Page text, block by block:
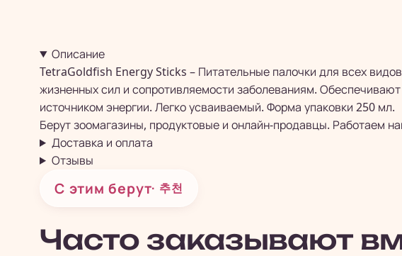
Описание
TetraGoldfish Energy Sticks – Питательные палочки для всех
жизненных сил и сопротивляемости заболеваниям.
источником энергии. Легко усваиваемый. Форма упаковки 250 мл.
Берут зоомагазины, продуктовые и онлайн-продавцы. Работаем
Доставка и оплата
Отзывы
С этим берут· 추천
Часто заказывают